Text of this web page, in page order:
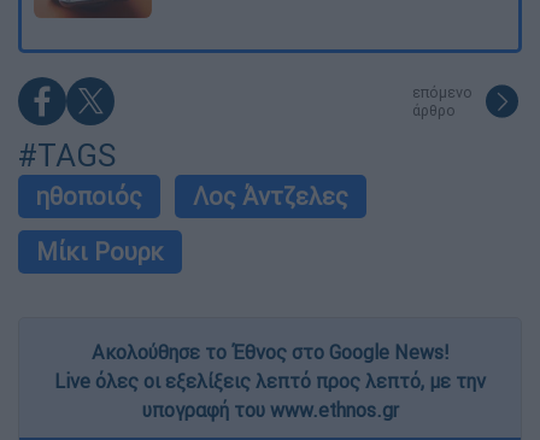
επόμενο
άρθρο
#TAGS
ηθοποιός
Λος Άντζελες
Μίκι Ρουρκ
Ακολούθησε το Έθνος στο Google News!
Live όλες οι εξελίξεις λεπτό προς λεπτό, με την
υπογραφή του www.ethnos.gr